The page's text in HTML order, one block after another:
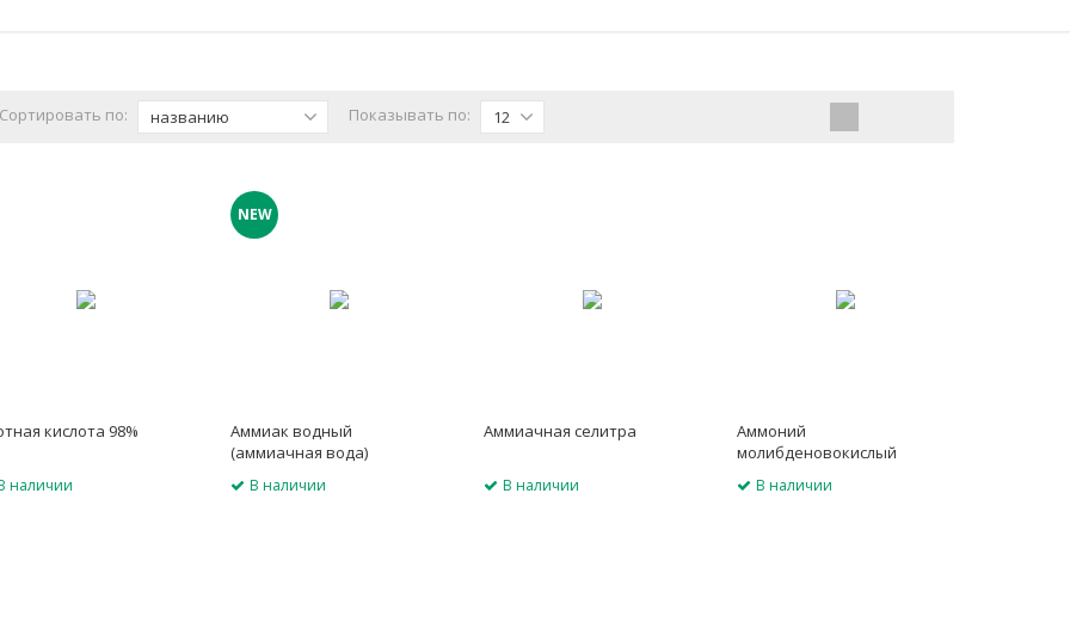
Сортировать по: названию Показывать по: 12
кислота 98%
наличии
NEW
Аммиак водный
(аммиачная вода)
В наличии
Аммиачная селитра
В наличии
Аммоний
молибденовокислый
В наличии